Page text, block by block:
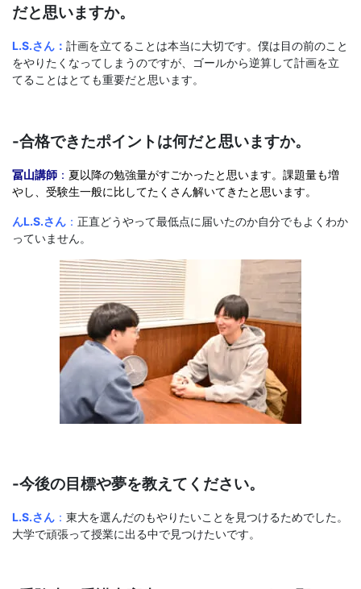
だと思いますか。
L.S.さん： 計画を立てることは本当に大切です。僕は目の前のこと
をやりたくなってしまうのですが、ゴールから逆算して計画を立
てることはとても重要だと思います。
-合格できたポイントは何だと思いますか。
冨山講師 ： 夏以降の勉強量がすごかったと思います。課題量も増
やし、受験生一般に比してたくさん解いてきたと思います。
んL.S.さん ： 正直どうやって最低点に届いたのか自分でもよくわか
っていません。
-今後の目標や夢を教えてください。
L.S.さん ： 東大を選んだのもやりたいことを見つけるためでした。
大学で頑張って授業に出る中で見つけたいです。